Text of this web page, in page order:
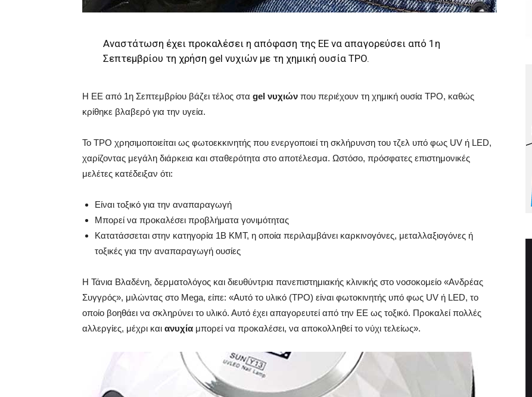
Αναστάτωση έχει προκαλέσει η απόφαση της ΕΕ να απαγορεύσει από 1η
Σεπτεμβρίου τη χρήση gel νυχιών με τη χημική ουσία TPO.
Η ΕΕ από 1η Σεπτεμβρίου βάζει τέλος στα gel νυχιών που περιέχουν τη χημική ουσία TPO, καθώς
κρίθηκε βλαβερό για την υγεία.
Το TPO χρησιμοποιείται ως φωτοεκκινητής που ενεργοποιεί τη σκλήρυνση του τζελ υπό φως UV ή LED,
χαρίζοντας μεγάλη διάρκεια και σταθερότητα στο αποτέλεσμα. Ωστόσο, πρόσφατες επιστημονικές
μελέτες κατέδειξαν ότι:
Είναι τοξικό για την αναπαραγωγή
Μπορεί να προκαλέσει προβλήματα γονιμότητας
Κατατάσσεται στην κατηγορία 1Β ΚΜΤ, η οποία περιλαμβάνει καρκινογόνες, μεταλλαξιογόνες ή
τοξικές για την αναπαραγωγή ουσίες
Η Τάνια Βλαδένη, δερματολόγος και διευθύντρια πανεπιστημιακής κλινικής στο νοσοκομείο «Ανδρέας
Συγγρός», μιλώντας στο Mega, είπε: «Αυτό το υλικό (TPO) είναι φωτοκινητής υπό φως UV ή LED, το
οποίο βοηθάει να σκληρύνει το υλικό. Αυτό έχει απαγορευτεί από την ΕΕ ως τοξικό. Προκαλεί πολλές
αλλεργίες, μέχρι και ανυχία μπορεί να προκαλέσει, να αποκολληθεί το νύχι τελείως».